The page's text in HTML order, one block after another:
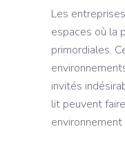
Les
espaces où la
primordiales.
invités
lit peuvent